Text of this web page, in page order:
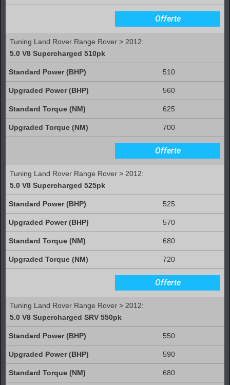
Offerte
Tuning Land Rover Range Rover > 2012:
5.0 V8 Supercharged 510pk
510
560
625
700
Offerte
Tuning Land Rover Range Rover > 2012:
5.0 V8 Supercharged 525pk
525
570
680
720
Offerte
Tuning Land Rover Range Rover > 2012:
5.0 V8 Supercharged SRV 550pk
550
590
680